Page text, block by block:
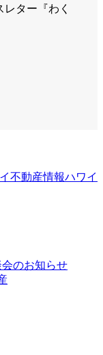
ター『わく
不動産情報ハワイ